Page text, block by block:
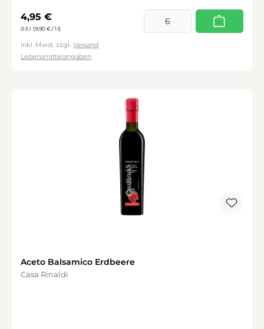
Regulärer Preis:
4,95 €
0.5 l (9,90 € / 1 l)
inkl. Mwst. zzgl. Versand
Lebensmittelangaben
Aceto Balsamico Erdbeere
Casa Rinaldi